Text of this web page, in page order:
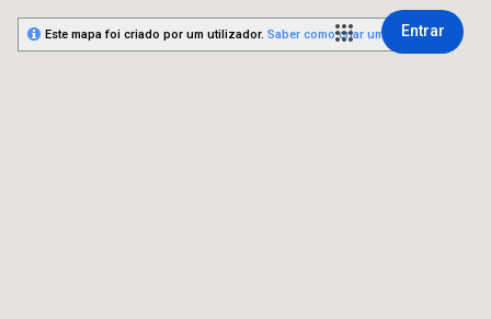
Entrar
Este mapa foi criado por um utilizador. Saber como criar um mapa.